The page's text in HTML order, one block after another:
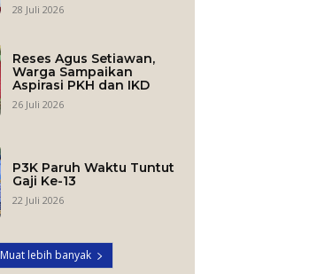
28 Juli 2026
Reses Agus Setiawan,
Warga Sampaikan
Aspirasi PKH dan IKD
26 Juli 2026
P3K Paruh Waktu Tuntut
Gaji Ke-13
22 Juli 2026
Muat lebih banyak